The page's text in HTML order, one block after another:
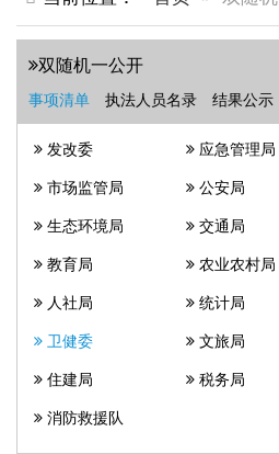
双随机一公开
事项清单 执法人员名录 结果公示
发改委 应急管理局
市场监管局 公安局
生态环境局 交通局
教育局 农业农村局
人社局 统计局
卫健委 文旅局
住建局 税务局
消防救援队